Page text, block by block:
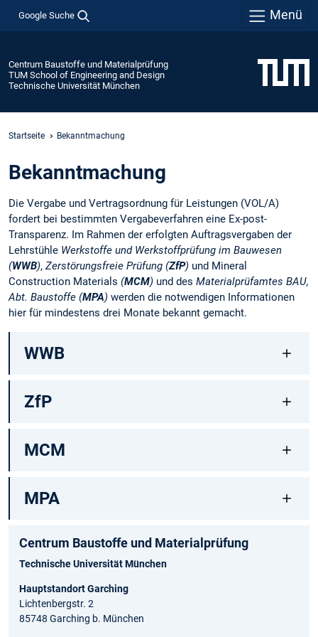
Google Suche Menü
Centrum Baustoffe und Materialprüfung
TUM School of Engineering and Design
Technische Universität München
Startseite Bekanntmachung
Bekanntmachung
Die Vergabe und Vertragsordnung für Leistungen (VOL/A)
fordert bei bestimmten Vergabeverfahren eine Ex-post-
Transparenz. Im Rahmen der erfolgten Auftragsvergaben der
Lehrstühle Werkstoffe und Werkstoffprüfung im Bauwesen
(WWB), Zerstörungsfreie Prüfung (ZfP) und Mineral
Construction Materials (MCM) und des Materialprüfamtes BAU,
Abt. Baustoffe (MPA) werden die notwendigen Informationen
hier für mindestens drei Monate bekannt gemacht.
WWB
ZfP
MCM
MPA
Centrum Baustoffe und Materialprüfung
Technische Universität München
Hauptstandort Garching
Lichtenbergstr. 2
85748 Garching b. München